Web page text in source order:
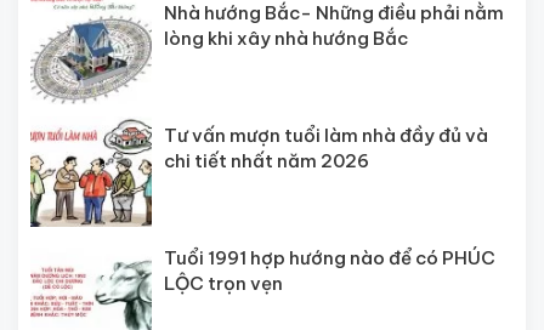
Nhà hướng Bắc- Những điều phải nằm
lòng khi xây nhà hướng Bắc
Tư vấn mượn tuổi làm nhà đầy đủ và
chi tiết nhất năm 2026
Tuổi 1991 hợp hướng nào để có PHÚC
LỘC trọn vẹn